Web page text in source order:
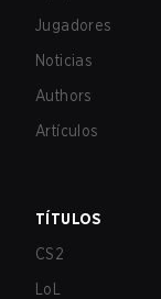
Jugadores
Noticias
Authors
Artículos
TÍTULOS
CS2
LoL